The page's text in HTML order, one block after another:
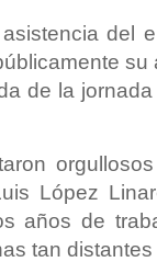
del
de la
López
años de
tan